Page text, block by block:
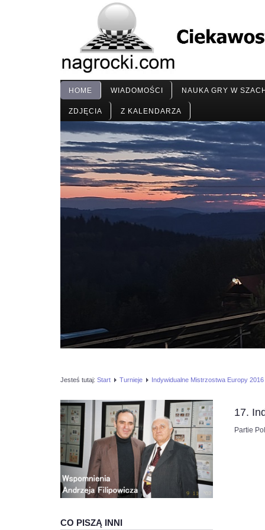
HOME WIADOMOŚCI NAUKA GRY W
ZDJĘCIA Z KALENDARZA
Jesteś tutaj: Start Turnieje Indywidualne Mistrzostwa Europy 2016
CO PISZĄ INNI
17.
Partie